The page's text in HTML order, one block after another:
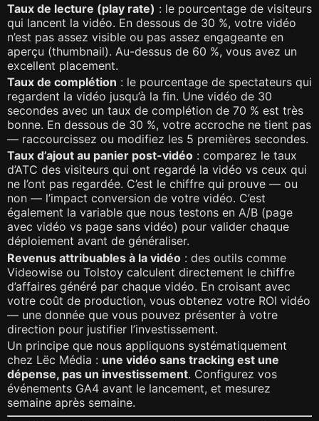
Taux de lecture (play rate) : le pourcentage de visiteurs
qui lancent la vidéo. En dessous de 30 %, votre vidéo
n’est pas assez visible ou pas assez engageante en
aperçu (thumbnail). Au-dessus de 60 %, vous avez un
excellent placement.
Taux de complétion : le pourcentage de spectateurs qui
regardent la vidéo jusqu’à la fin. Une vidéo de 30
secondes avec un taux de complétion de 70 % est très
bonne. En dessous de 30 %, votre accroche ne tient pas
— raccourcissez ou modifiez les 5 premières secondes.
Taux d’ajout au panier post-vidéo : comparez le taux
d’ATC des visiteurs qui ont regardé la vidéo vs ceux qui
ne l’ont pas regardée. C’est le chiffre qui prouve — ou
non — l’impact conversion de votre vidéo. C’est
également la variable que nous testons en A/B (page
avec vidéo vs page sans vidéo) pour valider chaque
déploiement avant de généraliser.
Revenus attribuables à la vidéo : des outils comme
Videowise ou Tolstoy calculent directement le chiffre
d’affaires généré par chaque vidéo. En croisant avec
votre coût de production, vous obtenez votre ROI vidéo
— une donnée que vous pouvez présenter à votre
direction pour justifier l’investissement.
Un principe que nous appliquons systématiquement
chez Lëc Média : une vidéo sans tracking est une
dépense, pas un investissement. Configurez vos
événements GA4 avant le lancement, et mesurez
semaine après semaine.